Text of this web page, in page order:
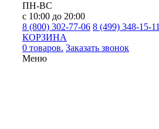
ПН-ВС
с 10:00 до 20:00
8 (800) 302-77-06 8 (499) 348-15-11
КОРЗИНА
0 товаров. Заказать звонок
Меню